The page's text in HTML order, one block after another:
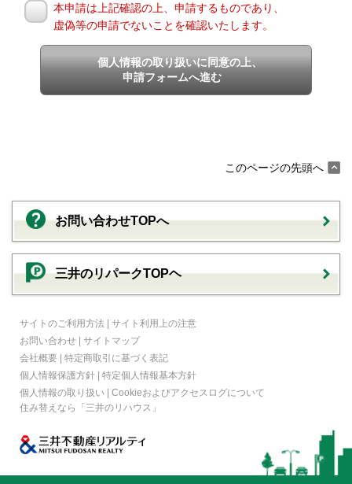
本申請は上記確認の上、申請するものであり、
虚偽等の申請でないことを確認いたします。
個人情報の取り扱いに同意の上、
申請フォームへ進む
このページの先頭へ
お問い合わせTOPへ
三井のリパークTOPヘ
サイトのご利用方法 | サイト利用上の注意
お問い合わせ | サイトマップ
会社概要 | 特定商取引に基づく表記
個人情報保護方針 | 特定個人情報基本方針
個人情報の取り扱い | Cookieおよびアクセスログについて
住み替えなら
「三井のリハウス」